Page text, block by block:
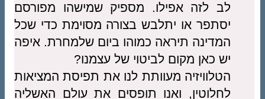
לב לזה אפילו. מספיק שמישהו מפורסם
יסתפר או יתלבש בצורה מסוימת כדי שכל
המדינה תיראה כמוהו ביום שלמחרת. איפה
יש כאן מקום לביטוי של עצמנו?
הטלוויזיה מעוותת לנו את תפיסת המציאות
לחלוטין, ואנו תופסים את עולם האשליה